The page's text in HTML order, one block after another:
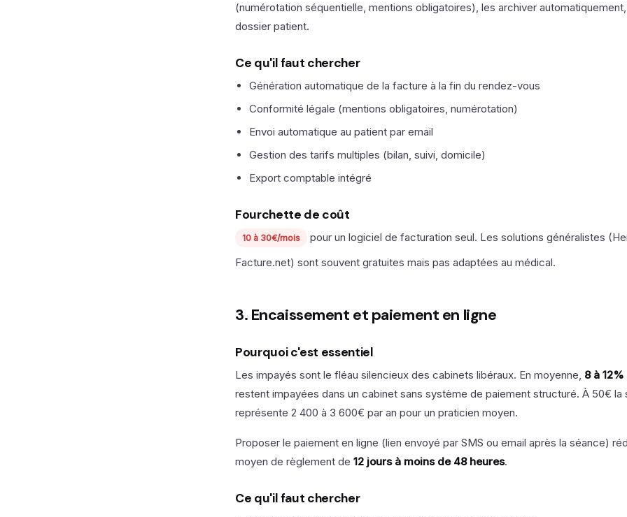
(numérotation séquentielle, mentions obligatoires), les archiver
dossier patient.
Ce qu'il faut chercher
Génération automatique de la facture à la fin du rendez-vous
Conformité légale (mentions obligatoires, numérotation)
Envoi automatique au patient par email
Gestion des tarifs multiples (bilan, suivi, domicile)
Export comptable intégré
Fourchette de coût
10 à 30€/mois
pour un logiciel de facturation seul. Les solutions généralistes
Facture.net) sont souvent gratuites mais pas adaptées au médical.
3. Encaissement et paiement en ligne
Pourquoi c'est essentiel
Les impayés sont le fléau silencieux des cabinets libéraux. En moyenne, 8 à
restent impayées dans un cabinet sans système de paiement structuré. À 50€ la
représente 2 400 à 3 600€ par an pour un praticien moyen.
Proposer le paiement en ligne (lien envoyé par SMS ou email après la séance)
moyen de règlement de 12 jours à moins de 48 heures.
Ce qu'il faut chercher